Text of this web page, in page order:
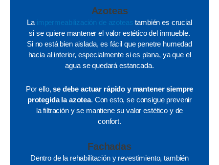
Azoteas
La impermeabilización de azoteas también es crucial
si se quiere mantener el valor estético del inmueble.
Si no está bien aislada, es fácil que penetre humedad
hacia al interior, especialmente si es plana, ya que el
agua se quedará estancada.
Por ello,se debe actuar rápido y mantener siempre
protegida la azotea. Con esto, se consigue prevenir
la filtración y se mantiene su valor estético y de
confort.
Fachadas
Dentro de la rehabilitación y revestimiento, también